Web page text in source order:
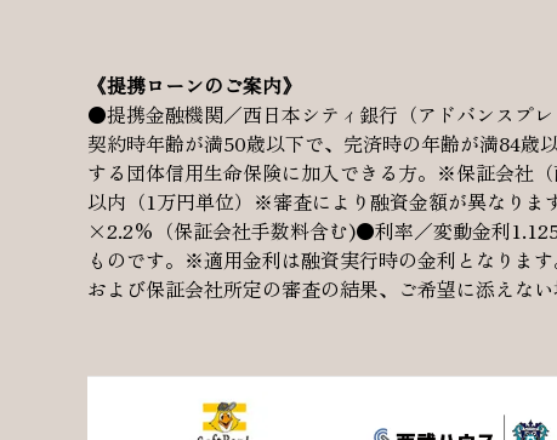
《提携ローンのご案内》
●提携金融機関／西日本シティ銀行（アドバンスプ
契約時年齢が満50歳以下で、完済時の年齢が満84
する団体信用生命保険に加入できる方。※保証会社
以内（1万円単位）※審査により融資金額が異なり
×2.2%（保証会社手数料含む)●利率／変動金利
ものです。※適用金利は融資実行時の金利となりま
および保証会社所定の審査の結果、ご希望に添えな